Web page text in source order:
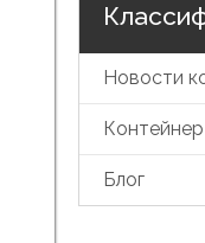
Новости
Блог